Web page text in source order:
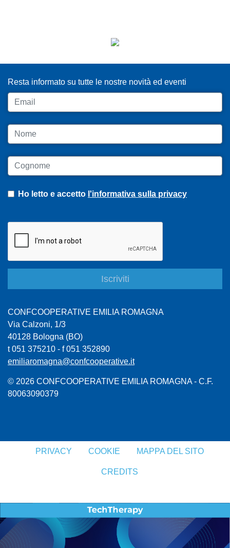
Resta informato su tutte le nostre novità ed eventi
Email
Nome
Cognome
Ho letto e accetto l'informativa sulla privacy
CONFCOOPERATIVE EMILIA ROMAGNA
Via Calzoni, 1/3
40128 Bologna (BO)
t 051 375210 - f 051 352890
emiliaromagna@confcooperative.it
© 2026 CONFCOOPERATIVE EMILIA ROMAGNA - C.F.
80063090379
PRIVACY COOKIE MAPPA DEL SITO
CREDITS